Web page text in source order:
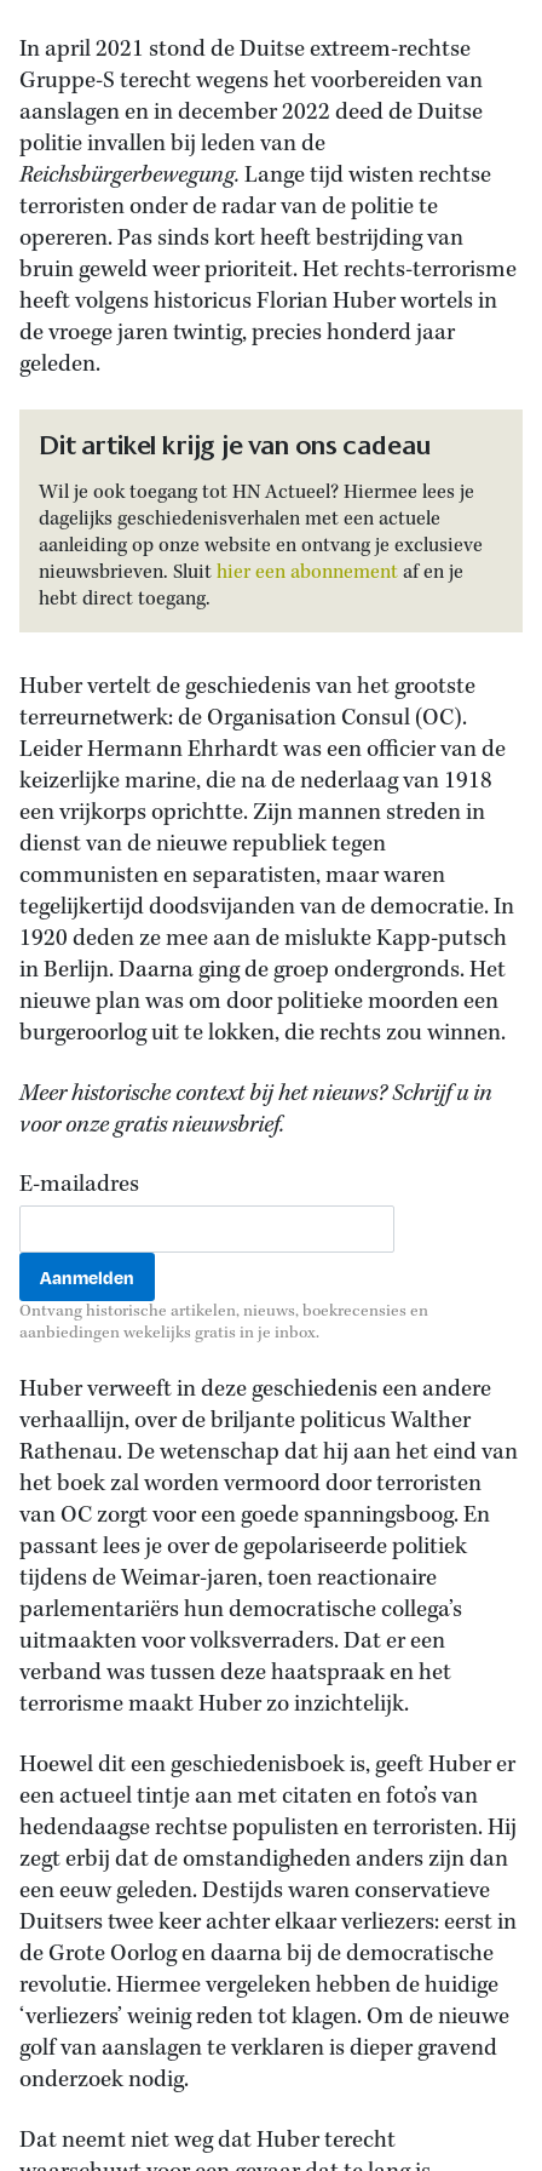
In april 2021 stond de Duitse extreem-rechtse
Gruppe-S terecht wegens het voorbereiden van
aanslagen en in december 2022 deed de Duitse
politie invallen bij leden van de
Reichsbürgerbewegung.Lange tijd wisten rechtse
terroristen onder de radar van de politie te
opereren. Pas sinds kort heeft bestrijding van
bruin geweld weer prioriteit. Het rechts-terrorisme
heeft volgens historicus Florian Huber wortels in
de vroege jaren twintig, precies honderd jaar
geleden.
Dit artikel krijg je van ons cadeau
Wil je ook toegang tot HN Actueel? Hiermee lees je
dagelijks geschiedenisverhalen met een actuele
aanleiding op onze website en ontvang je exclusieve
nieuwsbrieven. Sluithier een abonnementaf en je
hebt direct toegang.
Huber vertelt de geschiedenis van het grootste
terreurnetwerk: de Organisation Consul (OC).
Leider Hermann Ehrhardt was een officier van de
keizerlijke marine, die na de nederlaag van 1918
een vrijkorps oprichtte. Zijn mannen streden in
dienst van de nieuwe republiek tegen
communisten en separatisten, maar waren
tegelijkertijd doodsvijanden van de democratie. In
1920 deden ze mee aan de mislukte Kapp-putsch
in Berlijn. Daarna ging de groep ondergronds. Het
nieuwe plan was om door politieke moorden een
burgeroorlog uit te lokken, die rechts zou winnen.
Meer historische context bij het nieuws? Schrijf u in
voor onze gratis nieuwsbrief.
E-mailadres
Ontvang historische artikelen, nieuws, boekrecensies en
aanbiedingen wekelijks gratis in je inbox.
Huber verweeft in deze geschiedenis een andere
verhaallijn, over de briljante politicus Walther
Rathenau. De wetenschap dat hij aan het eind van
het boek zal worden vermoord door terroristen
van OC zorgt voor een goede spanningsboog. En
passant lees je over de gepolariseerde politiek
tijdens de Weimar-jaren, toen reactionaire
parlementariërs hun democratische collega’s
uitmaakten voor volksverraders. Dat er een
verband was tussen deze haatspraak en het
terrorisme maakt Huber zo inzichtelijk.
Hoewel dit een geschiedenisboek is, geeft Huber er
een actueel tintje aan met citaten en foto’s van
hedendaagse rechtse populisten en terroristen. Hij
zegt erbij dat de omstandigheden anders zijn dan
een eeuw geleden. Destijds waren conservatieve
Duitsers twee keer achter elkaar verliezers: eerst in
de Grote Oorlog en daarna bij de democratische
revolutie. Hiermee vergeleken hebben de huidige
‘verliezers’ weinig reden tot klagen. Om de nieuwe
golf van aanslagen te verklaren is dieper gravend
onderzoek nodig.
Dat neemt niet weg dat Huber terecht